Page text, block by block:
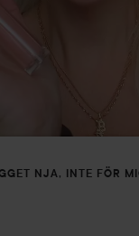
NJA, INTE FÖR